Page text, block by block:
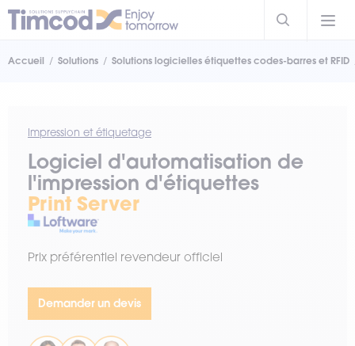
Accueil Solutions Solutions logicielles étiquettes codes-barres et RFID
Impression et étiquetage
Logiciel d'automatisation de
l'impression d'étiquettes
Print Server
Prix préférentiel revendeur officiel
Demander un devis